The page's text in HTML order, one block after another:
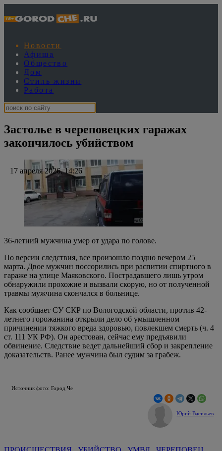
Новости
Афиша
Общество
Дом
Стиль жизни
Работа
Застолье в череповецких гаражах
закончилось убийством
17 апреля 2026, 14:26
36-летний мужчина умер от удара по голове.
По версии следствия, все произошло поздно вечером 25
марта. Двое мужчин поссорились при распитии спиртного в
гараже на улице Маяковского. Пострадавшего лишь утром
обнаружили прохожие и вызвали скорую, но от полученной
травмы мужчина скончался в больнице.
Как сообщает СУ СКР по Вологодской области, против 42-
летнего горожанина открыли дело об умышленном
причинении тяжкого вреда здоровью, повлекшем смерть (ч. 4
ст. 111 УК РФ). Он арестован, сейчас ему предъявили
обвинение. Следствие ведет дальнейший сбор и закрепление
доказательств. Ранее мужчина был судим за грабеж.
Источник фото: Город Че
Юрий Васильев